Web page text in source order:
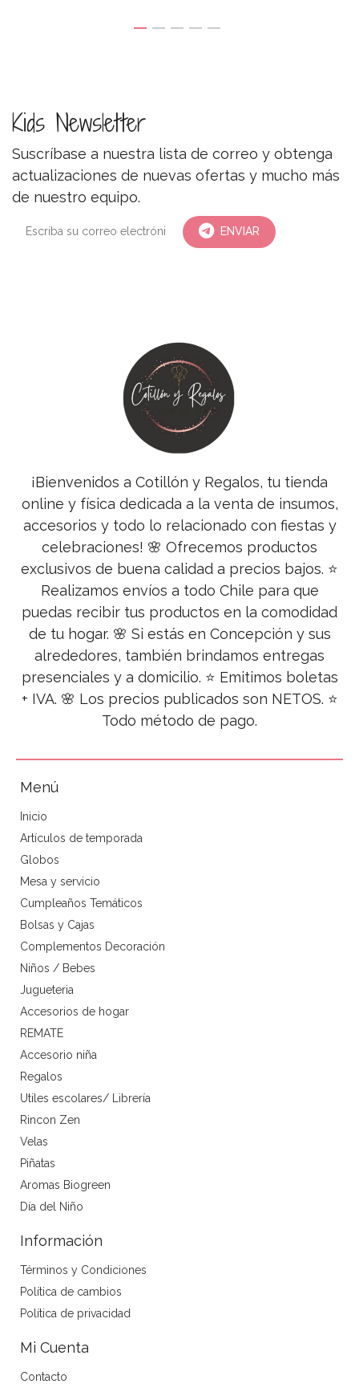
Kids Newsletter
Suscríbase a nuestra lista de correo y obtenga
actualizaciones de nuevas ofertas y mucho más
de nuestro equipo.
ENVIAR
¡Bienvenidos a Cotillón y Regalos, tu tienda
online y física dedicada a la venta de insumos,
accesorios y todo lo relacionado con fiestas y
celebraciones! 🌸 Ofrecemos productos
exclusivos de buena calidad a precios bajos. ⭐
Realizamos envíos a todo Chile para que
puedas recibir tus productos en la comodidad
de tu hogar. 🌸 Si estás en Concepción y sus
alrededores, también brindamos entregas
presenciales y a domicilio. ⭐ Emitimos boletas
+ IVA. 🌸 Los precios publicados son NETOS. ⭐
Todo método de pago.
Menú
Inicio
Artículos de temporada
Globos
Mesa y servicio
Cumpleaños Temáticos
Bolsas y Cajas
Complementos Decoración
Niños / Bebes
Jugueteria
Accesorios de hogar
REMATE
Accesorio niña
Regalos
Utiles escolares/ Librería
Rincon Zen
Velas
Piñatas
Aromas Biogreen
Día del Niño
Información
Términos y Condiciones
Política de cambios
Política de privacidad
Mi Cuenta
Contacto